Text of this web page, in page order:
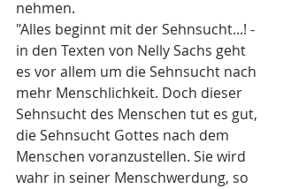
nehmen.
"Alles beginnt mit der Sehnsucht...! -
in den Texten von Nelly Sachs geht
es vor allem um die Sehnsucht nach
mehr Menschlichkeit. Doch dieser
Sehnsucht des Menschen tut es gut,
die Sehnsucht Gottes nach dem
Menschen voranzustellen. Sie wird
wahr in seiner Menschwerdung, so